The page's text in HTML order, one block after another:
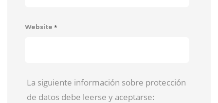
Website *
La siguiente información sobre protección
de datos debe leerse y aceptarse: